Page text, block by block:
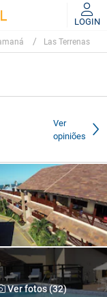
LOGIN
Las Terrenas
Ver
opiniões
Ver fotos (32)